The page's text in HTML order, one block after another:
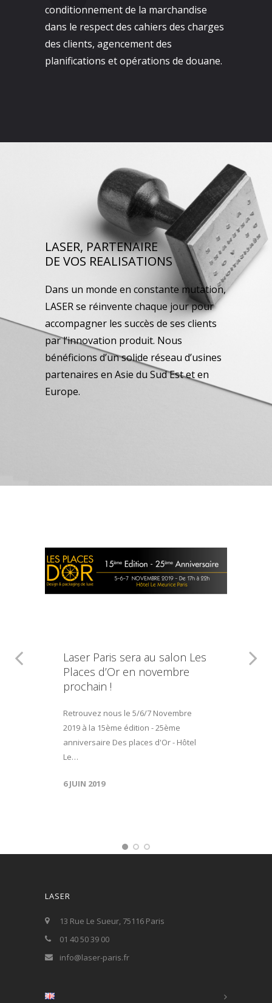
conditionnement de la marchandise
dans le respect des cahiers des charges
des clients, agencement des
planifications et opérations de douane.
LASER, PARTENAIRE
DE VOS REALISATIONS
Dans un monde en constante mutation,
LASER se réinvente chaque jour pour
accompagner les succès de ses clients
par l’innovation produit. Nous
bénéficions d’un solide réseau d’usines
partenaires en Asie du Sud Est et en
Europe.
Laser Paris sera au salon Les
Places d’Or en novembre
prochain !
Retrouvez nous le 5/6/7 Novembre
2019 à la 15ème édition - 25ème
anniversaire Des places d'Or - Hôtel
Le…
6 JUIN 2019
LASER
13 Rue Le Sueur, 75116 Paris
01 40 50 39 00
info@laser-paris.fr